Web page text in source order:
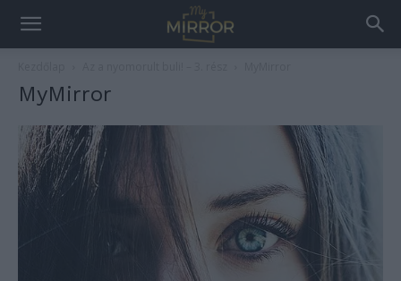
MyMirror